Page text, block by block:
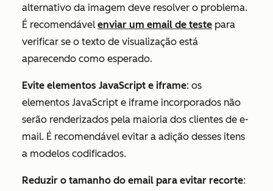
alternativo da imagem deve resolver o problema.
É recomendável enviar um email de teste para
verificar se o texto de visualização está
aparecendo como esperado.
Evite elementos JavaScript e iframe: os
elementos JavaScript e iframe incorporados não
serão renderizados pela maioria dos clientes de e-
mail. É recomendável evitar a adição desses itens
a modelos codificados.
Reduzir o tamanho do email para evitar recorte: